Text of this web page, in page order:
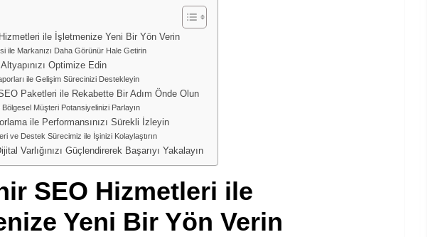
ile İşletmenize Yeni Bir Yön Verin
ile Markanızı Daha Görünür Hale Getirin
Optimize Edin
ile Gelişim Sürecinizi Destekleyin
Paketleri ile Rekabette Bir Adım Önde Olun
Bölgesel Müşteri Potansiyelinizi Parlayın
ile Performansınızı Sürekli İzleyin
ve Destek Sürecimiz ile İşinizi Kolaylaştırın
Varlığınızı Güçlendirerek Başarıyı Yakalayın
SEO Hizmetleri ile
Yeni Bir Yön Verin